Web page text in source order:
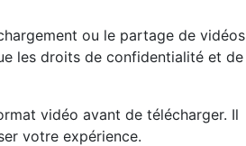
ou le partage de vidéos
les droits de confidentialité et
vidéo avant de télécharger. Il
votre expérience.